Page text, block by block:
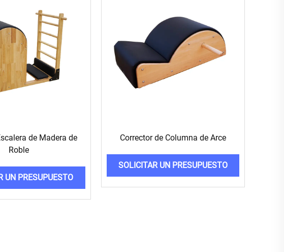
de Madera de
Roble
UN PRESUPUESTO
Corrector de Columna de Arce
SOLICITAR UN PRESUPUESTO